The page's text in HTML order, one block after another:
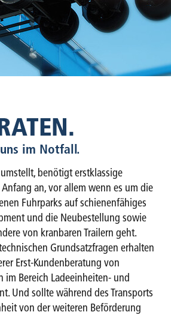
im Notfall.
benötigt erstklassige
an, vor allem wenn es um die
Fuhrparks auf schienenfähiges
und die Neubestellung sowie
von kranbaren Trailern geht.
Grundsatzfragen erhalten
Erst-Kundenberatung von
im Bereich Ladeeinheiten- und
Und sollte während des Transports
von der weiteren Beförderung